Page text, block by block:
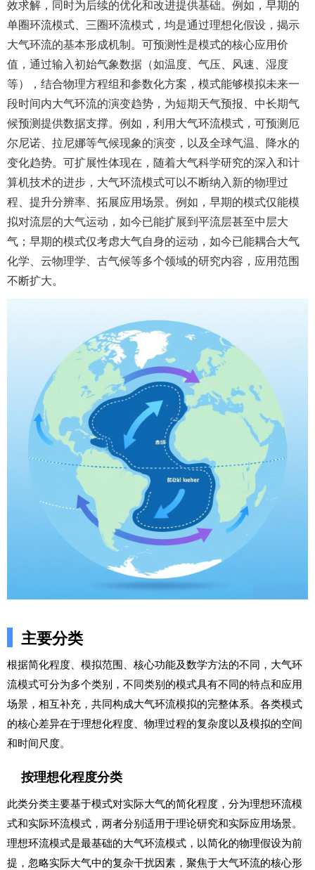
效求解，同时为后续的优化和改进提供基础。例如，早期的
单圈环流模式、三圈环流模式，均是通过理想化假设，揭示
大气环流的基本形成机制。可预测性是模式的核心应用价
值，通过输入初始气象数据（如温度、气压、风速、湿度
等），结合物理方程组和参数化方案，模式能够模拟未来一
段时间内大气环流的演变趋势，为短期天气预报、中长期气
候预测提供数据支撑。例如，利用大气环流模式，可预测厄
尔尼诺、拉尼娜等气候现象的演变，以及全球气温、降水的
变化趋势。可扩展性体现在，随着大气科学研究的深入和计
算机技术的进步，大气环流模式可以不断纳入新的物理过
程、提升分辨率、拓展应用场景。例如，早期的模式仅能模
拟对流层的大气运动，如今已能扩展到平流层甚至中层大
气；早期的模式仅考虑大气自身的运动，如今已能耦合大气
化学、云物理学、古气候等多个领域的研究内容，应用范围
不断扩大。
主要分类
根据简化程度、模拟范围、核心功能及数学方法的不同，大气环
流模式可分为多个类别，不同类别的模式具有不同的特点和应用
场景，相互补充，共同构成大气环流模拟的完整体系。各类模式
的核心差异在于理想化程度、物理过程的复杂度以及模拟的空间
和时间尺度。
按理想化程度分类
此类分类主要基于模式对实际大气的简化程度，分为理想环流模
式和实际环流模式，两者分别适用于理论研究和实际应用场景。
理想环流模式是最基础的大气环流模式，以简化的物理假设为前
提，忽略实际大气中的复杂干扰因素，聚焦于大气环流的核心形